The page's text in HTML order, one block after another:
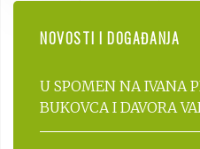
NOVOSTI I DOGAĐANJA
U SPOMEN NA IVANA
BUKOVCA I DAVORA